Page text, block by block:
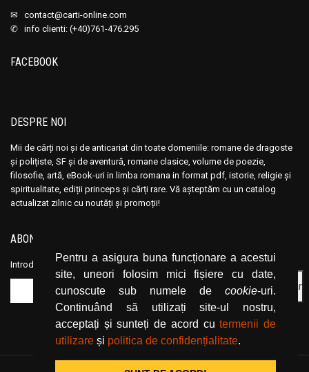
Pentru a asigura buna funcționare a acestui
site, uneori folosim mici fișiere cu date,
cunoscute sub numele de cookie-uri.
Continuând să utilizați site-ul nostru,
acceptați și sunteți de acord cutermenii de
utilizare și politica de confidențialitate.
✉ contact@carti-online.com
✆ info clienti: (+40)761-476.295
FACEBOOK
DESPRE NOI
Mii de cărți noi și de anticariat din toate domeniile: romane de dragoste
și polițiste, SF și de aventură, romane clasice, volume de poezie,
filosofie, artă, eBook-uri in limba romana in format pdf, istorie, religie și
spiritualitate, ediții princeps și cărți rare. Vă așteptăm cu un catalog
actualizat zilnic cu noutăți și promoții!
ABONEAZĂ-TE LA NEWSLETTER
Introduceți adresa dvs. de email și dați click pe butonul de abonare.